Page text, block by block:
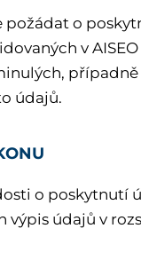
požádat o
v
případně
údajů.
o poskytnutí
výpis údajů v